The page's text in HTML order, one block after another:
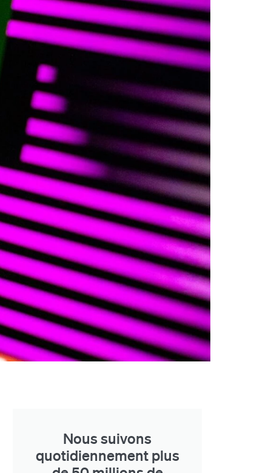
Nous suivons
quotidiennement plus